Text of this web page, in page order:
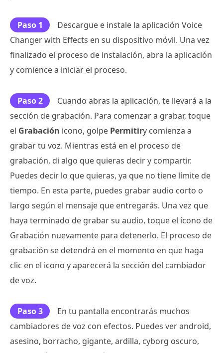
Paso 1
Descargue e instale la aplicación Voice
Changer with Effects en su dispositivo móvil. Una vez
finalizado el proceso de instalación, abra la aplicación
y comience a iniciar el proceso.
Paso 2
Cuando abras la aplicación, te llevará a la
sección de grabación. Para comenzar a grabar, toque
el Grabación icono, golpe Permitiry comienza a
grabar tu voz. Mientras está en el proceso de
grabación, di algo que quieras decir y compartir.
Puedes decir lo que quieras, ya que no tiene límite de
tiempo. En esta parte, puedes grabar audio corto o
largo según el mensaje que entregarás. Una vez que
haya terminado de grabar su audio, toque el ícono de
Grabación nuevamente para detenerlo. El proceso de
grabación se detendrá en el momento en que haga
clic en el icono y aparecerá la sección del cambiador
de voz.
Paso 3
En tu pantalla encontrarás muchos
cambiadores de voz con efectos. Puedes ver android,
asesino, borracho, gigante, ardilla, cyborg oscuro,